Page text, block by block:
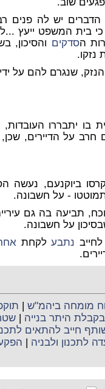
יש לה פנים
בית המשפט ייעץ
הסדקים והסיכון,
נזקו.
הנזק, שנגרם להם על
בו יתבררו העובדות,
על הדיירים,
ביוקנעם, נעשה
- על חשבונה.
תביעה בה גם
על חשבונה.
נתבעלקחת
מומחה ביהמ"ש |
בקבלת היתר בנייה |
חייב להתאים
לתכנון ולבניה |